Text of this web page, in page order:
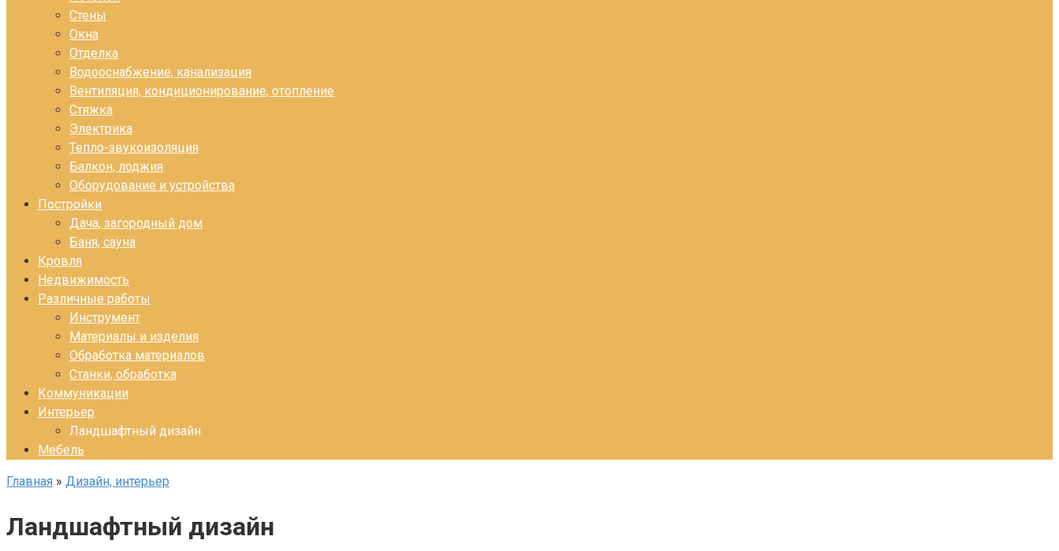
Стены
Окна
Отделка
Водооснабжение, канализация
Вентиляция, кондиционирование, отопление
Стяжка
Электрика
Тепло-звукоизоляция
Балкон, лоджия
Оборудование и устройства
Постройки
Дача, загородный дом
Баня, сауна
Кровля
Недвижимость
Различные работы
Инструмент
Материалы и изделия
Обработка материалов
Станки, обработка
Коммуникации
Интерьер
Ландшафтный дизайн
Мебель
Главная » Дизайн, интерьер
Ландшафтный дизайн